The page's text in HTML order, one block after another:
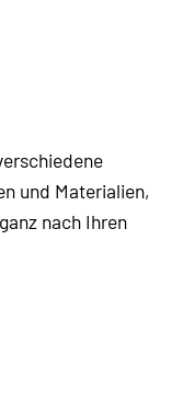
und Materialien,
nach Ihren